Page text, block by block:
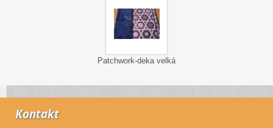
Patchwork-deka velká
Kontakt